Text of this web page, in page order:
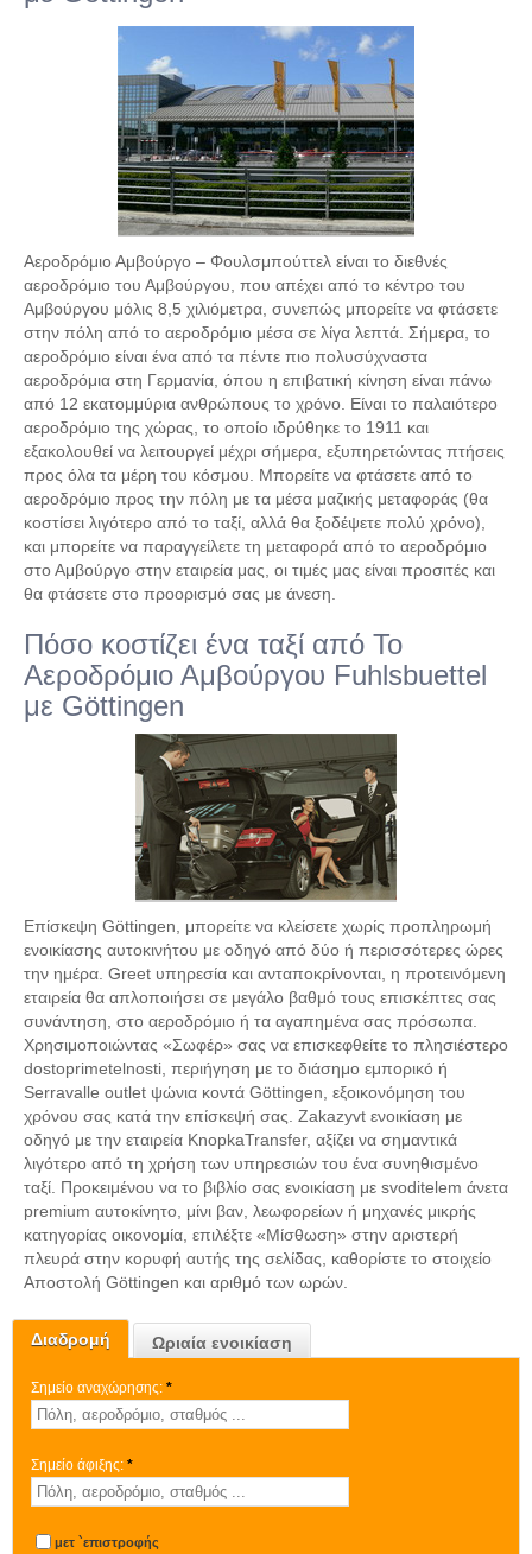
Διαδρομή Ωριαία ενοικίαση
Σημείο αναχώρησης: *
Σημείο άφιξης: *
μετ `επιστροφής
Αεροδρόμιο Αμβούργο – Φουλσμπούττελ είναι το διεθνές
αεροδρόμιο του Αμβούργου, που απέχει από το κέντρο του
Αμβούργου μόλις 8,5 χιλιόμετρα, συνεπώς μπορείτε να φτάσετε
στην πόλη από το αεροδρόμιο μέσα σε λίγα λεπτά. Σήμερα, το
αεροδρόμιο είναι ένα από τα πέντε πιο πολυσύχναστα
αεροδρόμια στη Γερμανία, όπου η επιβατική κίνηση είναι πάνω
από 12 εκατομμύρια ανθρώπους το χρόνο. Είναι το παλαιότερο
αεροδρόμιο της χώρας, το οποίο ιδρύθηκε το 1911 και
εξακολουθεί να λειτουργεί μέχρι σήμερα, εξυπηρετώντας πτήσεις
προς όλα τα μέρη του κόσμου. Μπορείτε να φτάσετε από το
αεροδρόμιο προς την πόλη με τα μέσα μαζικής μεταφοράς (θα
κοστίσει λιγότερο από το ταξί, αλλά θα ξοδέψετε πολύ χρόνο),
και μπορείτε να παραγγείλετε τη μεταφορά από το αεροδρόμιο
στο Αμβούργο στην εταιρεία μας, οι τιμές μας είναι προσιτές και
θα φτάσετε στο προορισμό σας με άνεση.
Πόσο κοστίζει ένα ταξί από Το
Αεροδρόμιο Αμβούργου Fuhlsbuettel
με Göttingen
Επίσκεψη Göttingen, μπορείτε να κλείσετε χωρίς προπληρωμή
ενοικίασης αυτοκινήτου με οδηγό από δύο ή περισσότερες ώρες
την ημέρα. Greet υπηρεσία και ανταποκρίνονται, η προτεινόμενη
εταιρεία θα απλοποιήσει σε μεγάλο βαθμό τους επισκέπτες σας
συνάντηση, στο αεροδρόμιο ή τα αγαπημένα σας πρόσωπα.
Χρησιμοποιώντας «Σωφέρ» σας να επισκεφθείτε το πλησιέστερο
dostoprimetelnosti, περιήγηση με το διάσημο εμπορικό ή
Serravalle outlet ψώνια κοντά Göttingen, εξοικονόμηση του
χρόνου σας κατά την επίσκεψή σας. Zakazyvt ενοικίαση με
οδηγό με την εταιρεία KnopkaTransfer, αξίζει να σημαντικά
λιγότερο από τη χρήση των υπηρεσιών του ένα συνηθισμένο
ταξί. Προκειμένου να το βιβλίο σας ενοικίαση με svoditelem άνετα
premium αυτοκίνητο, μίνι βαν, λεωφορείων ή μηχανές μικρής
κατηγορίας οικονομία, επιλέξτε «Μίσθωση» στην αριστερή
πλευρά στην κορυφή αυτής της σελίδας, καθορίστε το στοιχείο
Αποστολή Göttingen και αριθμό των ωρών.